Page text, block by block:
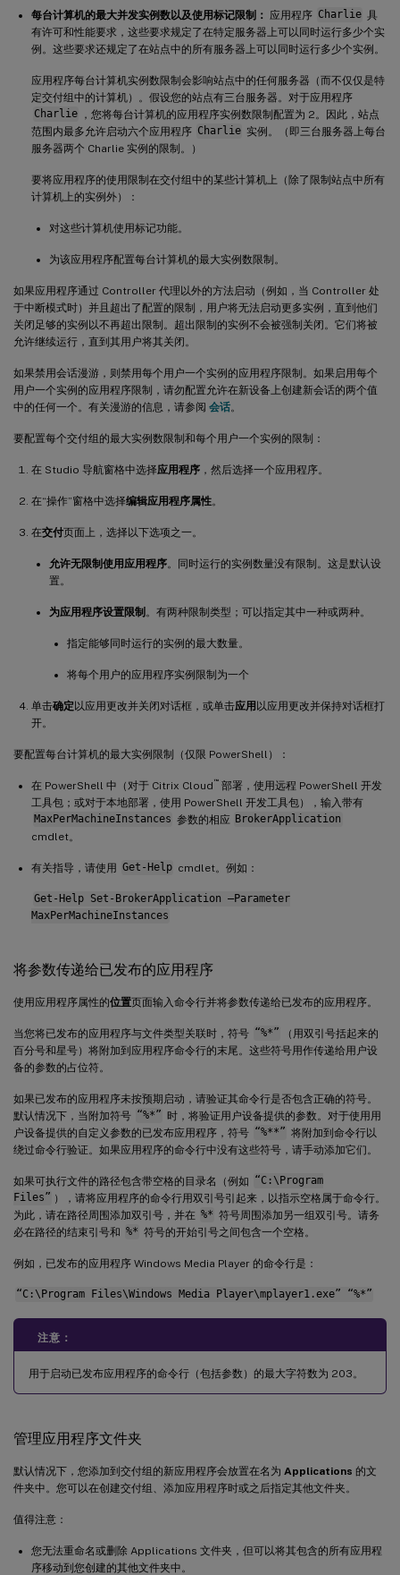
每台计算机的最大并发实例数以及使用标记限制： 应用程序 Charlie 具
有许可和性能要求，这些要求规定了在特定服务器上可以同时运行多少个实
例。这些要求还规定了在站点中的所有服务器上可以同时运行多少个实例。
应用程序每台计算机实例数限制会影响站点中的任何服务器（而不仅仅是特
定交付组中的计算机）。假设您的站点有三台服务器。对于应用程序
Charlie ，您将每台计算机的应用程序实例数限制配置为 2。因此，站点
范围内最多允许启动六个应用程序 Charlie 实例。（即三台服务器上每台
服务器两个 Charlie 实例的限制。）
要将应用程序的使用限制在交付组中的某些计算机上（除了限制站点中所有
计算机上的实例外）：
对这些计算机使用标记功能。
为该应用程序配置每台计算机的最大实例数限制。
如果应用程序通过 Controller 代理以外的方法启动（例如，当 Controller 处
于中断模式时）并且超出了配置的限制，用户将无法启动更多实例，直到他们
关闭足够的实例以不再超出限制。超出限制的实例不会被强制关闭。它们将被
允许继续运行，直到其用户将其关闭。
如果禁用会话漫游，则禁用每个用户一个实例的应用程序限制。如果启用每个
用户一个实例的应用程序限制，请勿配置允许在新设备上创建新会话的两个值
中的任何一个。有关漫游的信息，请参阅 会话。
要配置每个交付组的最大实例数限制和每个用户一个实例的限制：
在 Studio 导航窗格中选择应用程序 ，然后选择一个应用程序。
在“操作”窗格中选择编辑应用程序属性。
在交付页面上，选择以下选项之一。
允许无限制使用应用程序。同时运行的实例数量没有限制。这是默认设
置。
为应用程序设置限制 。有两种限制类型；可以指定其中一种或两种。
指定能够同时运行的实例的最大数量。
将每个用户的应用程序实例限制为一个
单击确定以应用更改并关闭对话框，或单击应用以应用更改并保持对话框打
开。
要配置每台计算机的最大实例限制（仅限 PowerShell）：
在 PowerShell 中（对于 Citrix Cloud ™ 部署，使用远程 PowerShell 开发
工具包；或对于本地部署，使用 PowerShell 开发工具包），输入带有
MaxPerMachineInstances 参数的相应 BrokerApplication
cmdlet。
有关指导，请使用 Get-Help cmdlet。例如：
Get-Help Set-BrokerApplication –Parameter
MaxPerMachineInstances
将参数传递给已发布的应用程序
使用应用程序属性的位置页面输入命令行并将参数传递给已发布的应用程序。
当您将已发布的应用程序与文件类型关联时，符号 “%*”
（用双引号括起来的
百分号和星号）将附加到应用程序命令行的末尾。这些符号用作传递给用户设
备的参数的占位符。
如果已发布的应用程序未按预期启动，请验证其命令行是否包含正确的符号。
默认情况下，当附加符号 “%*” 时，将验证用户设备提供的参数。对于使用用
户设备提供的自定义参数的已发布应用程序，符号 “%**” 将附加到命令行以
绕过命令行验证。如果应用程序的命令行中没有这些符号，请手动添加它们。
如果可执行文件的路径包含带空格的目录名（例如 “C:\Program
Files” ），请将应用程序的命令行用双引号引起来，以指示空格属于命令行。
为此，请在路径周围添加双引号，并在 %* 符号周围添加另一组双引号。请务
必在路径的结束引号和 %* 符号的开始引号之间包含一个空格。
例如，已发布的应用程序 Windows Media Player 的命令行是：
“C:\Program Files\Windows Media Player\mplayer1.exe” “%*”
注意：
用于启动已发布应用程序的命令行（包括参数）的最大字符数为 203。
管理应用程序文件夹
默认情况下，您添加到交付组的新应用程序会放置在名为 Applications 的文
件夹中。您可以在创建交付组、添加应用程序时或之后指定其他文件夹。
值得注意：
您无法重命名或删除 Applications 文件夹，但可以将其包含的所有应用程
序移动到您创建的其他文件夹中。